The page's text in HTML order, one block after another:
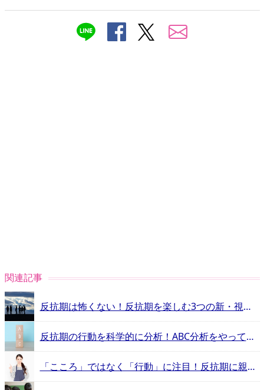
関連記事
反抗期は怖くない！反抗期を楽しむ3つの新・視点【反抗期を科学する・12】
反抗期の行動を科学的に分析！ABC分析をやってみよう【反抗期を科学する・10】
「こころ」ではなく「行動」に注目！反抗期に親だからできること【反抗期を科学する・9】